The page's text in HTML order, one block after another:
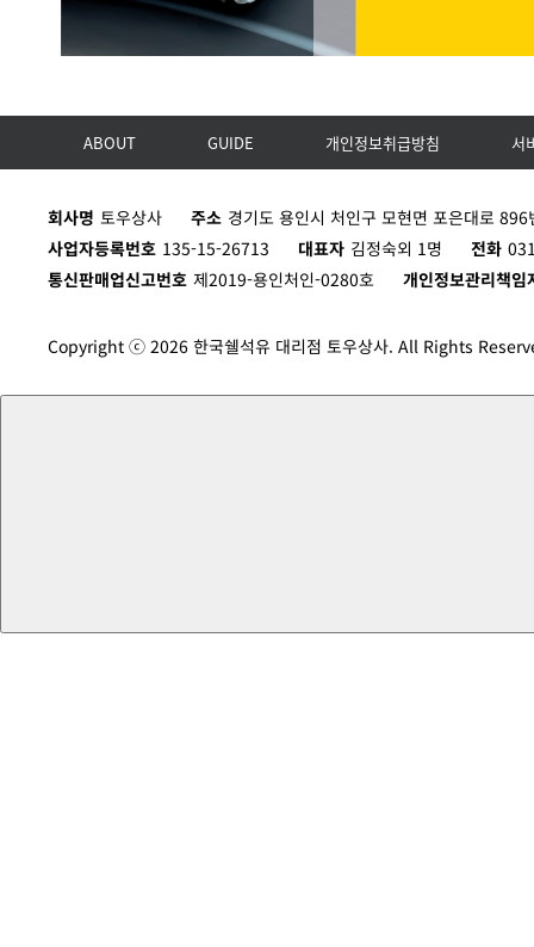
ABOUT GUIDE 개인정보취급방침 서
회사명 토우상사 주소 경기도 용인시 처인구 모현면 포은대로
사업자등록번호 135-15-26713 대표자 김정숙외 1명 전화
통신판매업신고번호 제2019-용인처인-0280호 개인정보관리책임
Copyright ⓒ 2026 한국쉘석유 대리점 토우상사. All Rights